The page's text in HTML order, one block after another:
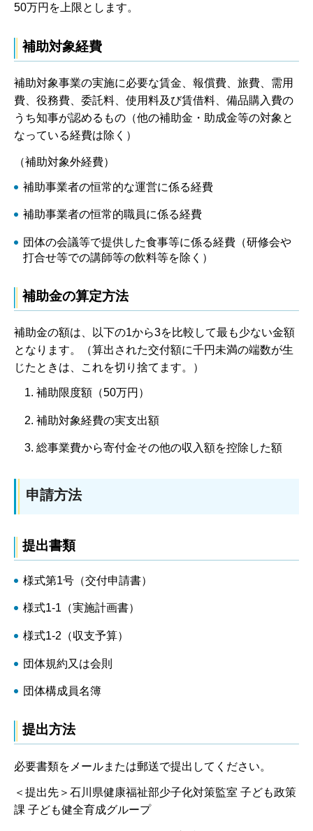
50万円を上限とします。
補助対象経費
補助対象事業の実施に必要な賃金、報償費、旅費、需用
費、役務費、委託料、使用料及び賃借料、備品購入費の
うち知事が認めるもの（他の補助金・助成金等の対象と
なっている経費は除く）
（補助対象外経費）
補助事業者の恒常的な運営に係る経費
補助事業者の恒常的職員に係る経費
団体の会議等で提供した食事等に係る経費（研修会や
打合せ等での講師等の飲料等を除く）
補助金の算定方法
補助金の額は、以下の1から3を比較して最も少ない金額
となります。（算出された交付額に千円未満の端数が生
じたときは、これを切り捨てます。）
補助限度額（50万円）
補助対象経費の実支出額
総事業費から寄付金その他の収入額を控除した額
申請方法
提出書類
様式第1号（交付申請書）
様式1-1（実施計画書）
様式1-2（収支予算）
団体規約又は会則
団体構成員名簿
提出方法
必要書類をメールまたは郵送で提出してください。
＜提出先＞石川県健康福祉部少子化対策監室 子ども政策
課 子ども健全育成グループ